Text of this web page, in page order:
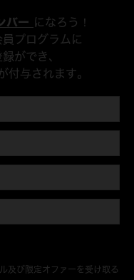
ー になろう！
プログラムに
ができ、
付与されます。
及び限定オファーを受け取る